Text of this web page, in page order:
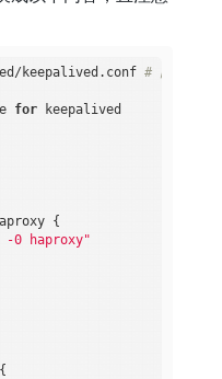
keepalived.conf # 内容如下
for keepalived
{
haproxy"